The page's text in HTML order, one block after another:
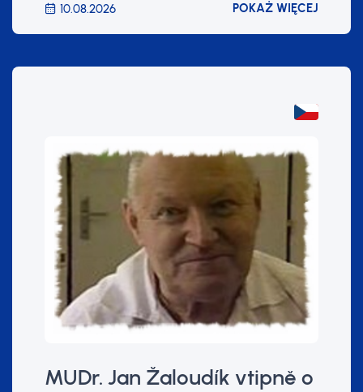
10.08.2026 POKAŻ WIĘCEJ
MUDr. Jan Žaloudík vtipně o